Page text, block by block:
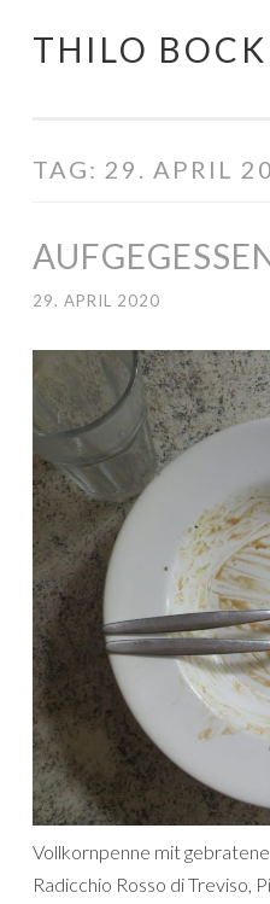
Springe
THILO BOCK
TAG: 29. APRIL
29. APRIL 2020
Vollkornpenne mit
Radicchio Rosso di Treviso,